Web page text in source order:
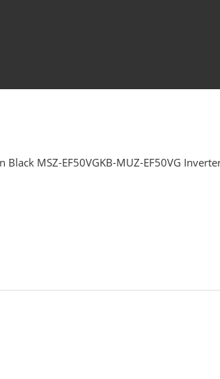
MSZ-EF50VGKB-MUZ-EF50VG